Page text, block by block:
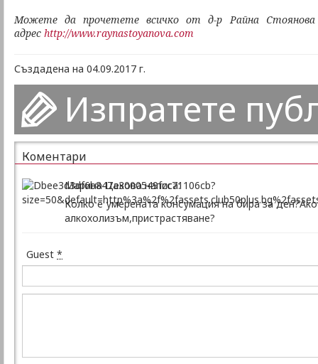
Можете да прочетете всичко от д-р Райна Стоянова
адрес http://www.raynastoyanova.com
Създадена на 04.09.2017 г.
Изпратете
Коментари
Марина Цекова написа:
Колко е умерената консумация на бира за
алкохолизъм,пристрастяване?
Guest *